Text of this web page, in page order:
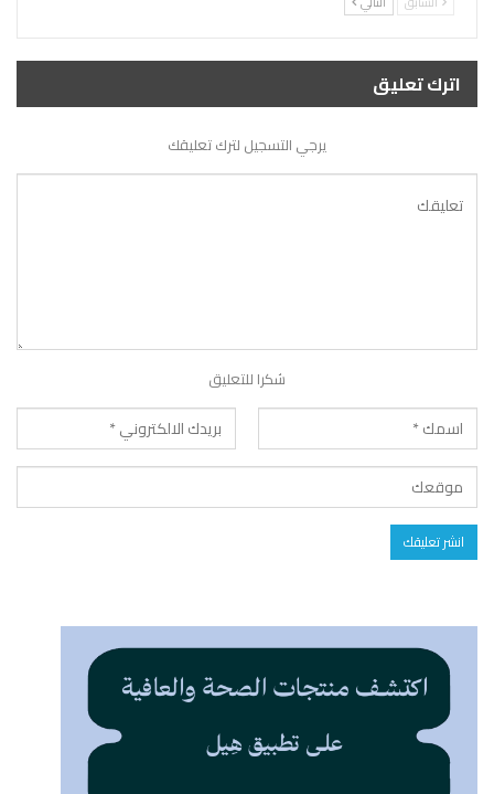
اترك تعليق
يرجي التسجيل لترك تعليقك
شكرا للتعليق